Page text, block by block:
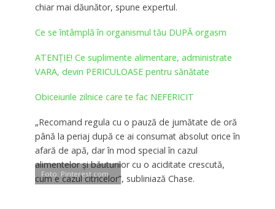
chiar mai dăunător, spune expertul.
Ce se întâmplă în organismul tău DUPĂ orgasm
ATENȚIE! Ce suplimente alimentare, administrate
VARA, devin PERICULOASE pentru sănătate
Obiceiurile zilnice care te fac NEFERICIT
„Recomand regula cu o pauză de jumătate de oră
până la periaj după ce ai consumat absolut orice în
afară de apă, dar în mod special în cazul
alimentelor şi băuturilor cu o aciditate crescută,
cum e cazul citricelor”, subliniază Chase.
Foto: Pinterest.com